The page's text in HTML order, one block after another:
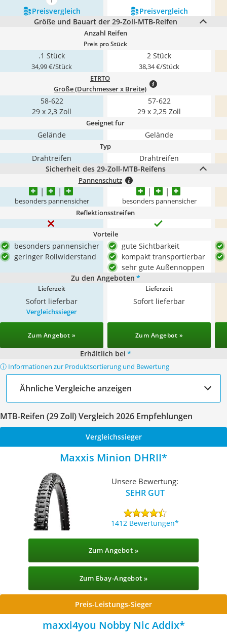
mehr anzeigen
Preis­vergleich
Preis­vergleich
Größe und Bauart der 29-Zoll-MTB-Reifen
Anzahl Reifen
Preis pro Stück
.1 Stück
34,99 €/Stück
2 Stück
38,34 €/Stück
ETRTO
Größe (Durchmesser x Breite)
58-622
29 x 2,3 Zoll
57-622
29 x 2,25 Zoll
Geeignet für
Gelände Gelände
Typ
Drahtreifen
Drahtreifen
Sicherheit des 29-Zoll-MTB-Reifens
Pannenschutz
besonders pannensicher besonders pannensicher
Reflektionsstreifen
Vorteile
besonders pannensicher
geringer Rollwiderstand
gute Sichtbarkeit
kompakt transportierbar
sehr gute Außennoppen
Zu den Angeboten *
Lieferzeit
Sofort lieferbar
Lieferzeit
Sofort lieferbar
Vergleichssieger
Zum Angebot » Zum Angebot »
Erhältlich bei *
ⓘ Informationen zur Produktsortierung und Bewertung
Ähnliche Vergleiche anzeigen
MTB-Reifen (29 Zoll) Vergleich 2026 Empfehlungen
Vergleichssieger
Maxxis Minion DHRII
Unsere Bewertung:
SEHR GUT
1412 Bewertungen
Zum Angebot »
Zum Ebay-Angebot »
Preis-Leistungs-Sieger
maxxi4you Nobby Nic Addix